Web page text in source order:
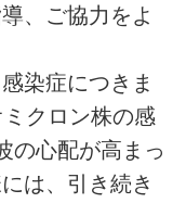
、ご協力をよ
染症につきま
クロン株の感
の心配が高まっ
は、引き続き